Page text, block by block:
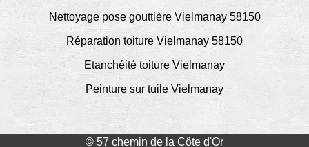
Nettoyage pose gouttière Vielmanay 58150
Réparation toiture Vielmanay 58150
Etanchéité toiture Vielmanay
Peinture sur tuile Vielmanay
© 57 chemin de la Côte d'Or